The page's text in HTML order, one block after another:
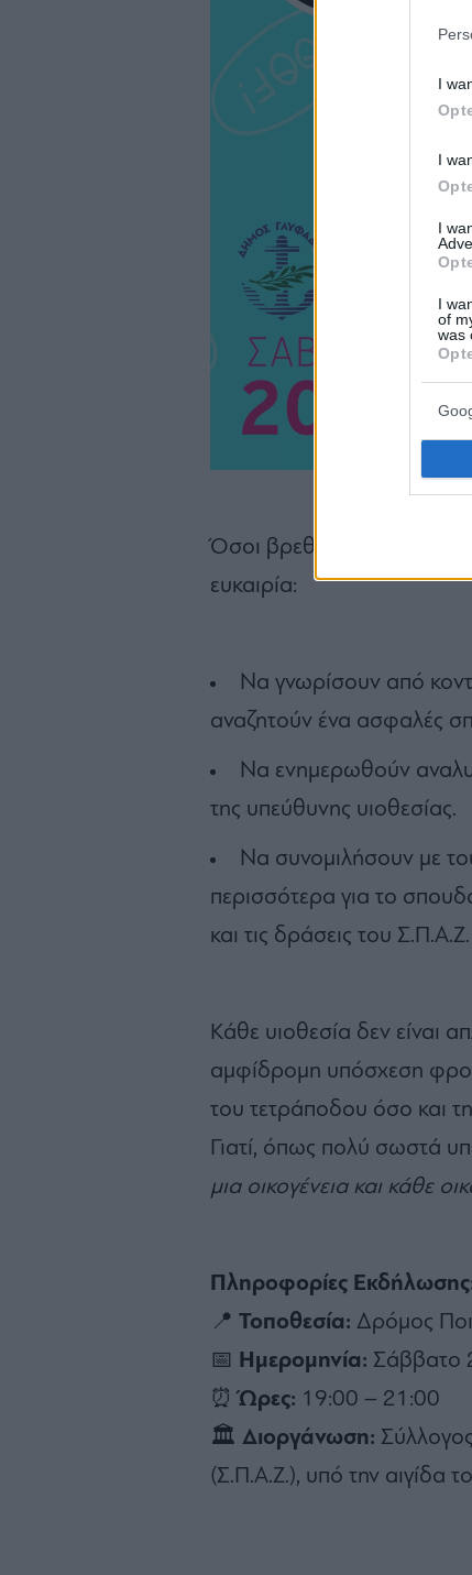
I
I
I
I
of
was
Όσοι βρεθούν το
ευκαιρία:
Να γνωρίσουν από
αναζητούν ένα ασφαλές
Να ενημερωθούν
της υπεύθυνης υιοθεσίας.
Να συνομιλήσουν με
περισσότερα για το
και τις δράσεις του
Κάθε υιοθεσία δεν είναι
αμφίδρομη υπόσχεση
του τετράποδου όσο και
Γιατί, όπως πολύ σωστά
μια οικογένεια και κάθε
Πληροφορίες
📍 Τοποθεσία: Δρόμος
📅 Ημερομηνία: Σάββατο
⏰Ώρες: 19:00 – 21:00
🏛️ Διοργάνωση:
(Σ.Π.Α.Ζ.), υπό την αιγίδα